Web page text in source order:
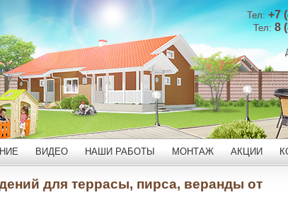
Тел: +7
Тел:8
ПН-
ВИДЕО НАШИ РАБОТЫ МОНТАЖ АКЦИИ
для террасы, пирса, веранды от